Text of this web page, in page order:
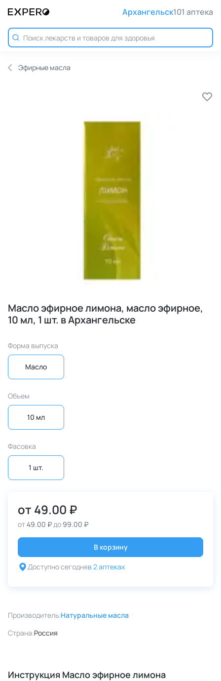
Архангельск101 аптека
Эфирные масла
Масло эфирное лимона, масло эфирное,
10 мл, 1 шт. в Архангельске
Форма выпуска
Масло
Объем
10 мл
Фасовка
1 шт.
от 49.00 ₽
от49.00 ₽до 99.00 ₽
В корзину
Доступно сегодняв 2 аптеках
Производитель:Натуральные масла
Страна:Россия
Инструкция Масло эфирное лимона